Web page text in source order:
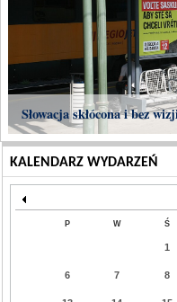
Słowacja skłócona i bez
KALENDARZ WYDARZEŃ
P W Ś
1
6 7 8